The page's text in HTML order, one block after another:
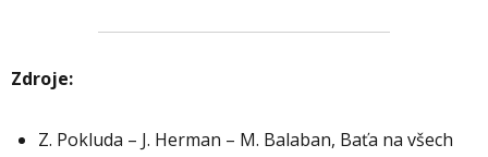
Zdroje:
Z. Pokluda – J. Herman – M. Balaban, Baťa na všech